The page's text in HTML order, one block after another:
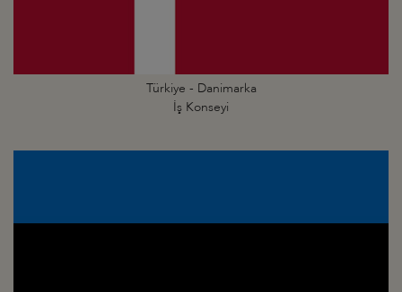
Türkiye - Danimarka
İş Konseyi